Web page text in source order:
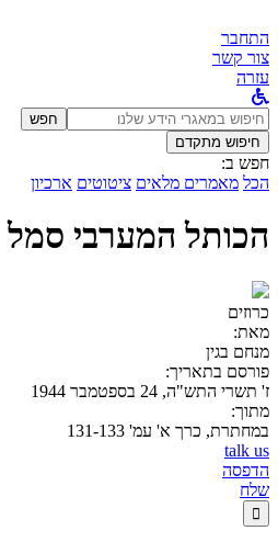
התחבר
צור קשר
עזרה
לחפש
ב:
חפש
חיפוש מתקדם
חפש ב:
הכל מאמרים מלאים ציטוטים ארכיון
הכותל המערבי
כרוזים
מאת:
מנחם בגין
פורסם בתאריך:
ז' תשרי התש"ה, 24 בספטמבר 1944
מתוך:
במחתרת, כרך א' עמ' 131-133
talk us
הדפסה
שלח
